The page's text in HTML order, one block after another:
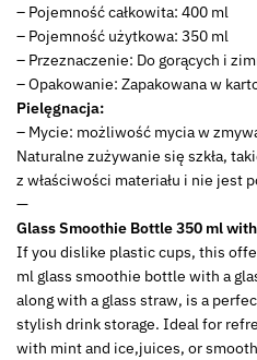
– Pojemność całkowita: 400 ml
– Pojemność użytkowa: 350 ml
– Przeznaczenie: Do gorących i
– Opakowanie: Zapakowana w
Pielęgnacja:
– Mycie: możliwość mycia w
Naturalne zużywanie się szkła,
z właściwości materiału i nie jest
—
Glass Smoothie Bottle 350 ml
If you dislike plastic cups, this
ml glass smoothie bottle with a
along with a glass straw, is a
stylish drink storage. Ideal for
with mint and ice,juices, or